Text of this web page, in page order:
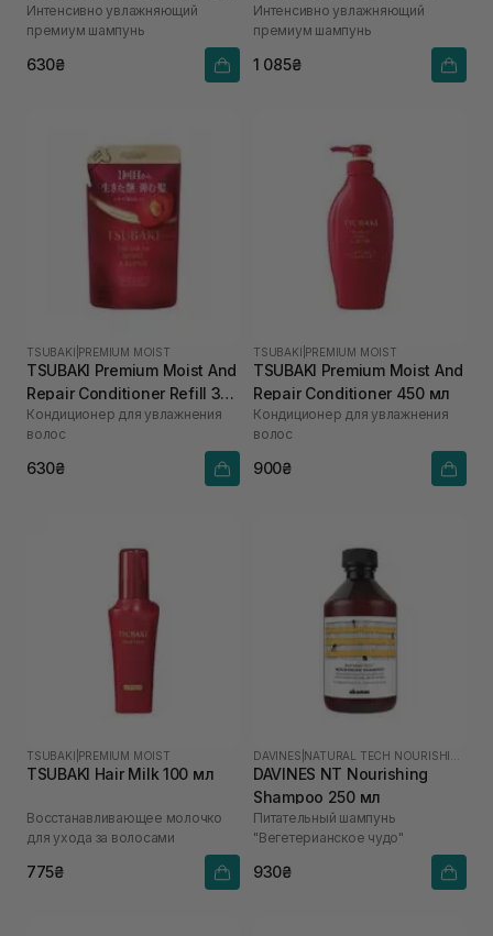
мл
Интенсивно увлажняющий
премиум шампунь
630₴
Интенсивно увлажняющий
премиум шампунь
1 085₴
TSUBAKI PREMIUM MOIST
TSUBAKI Premium Moist And
Repair Conditioner Refill 300
мл
Кондиционер для увлажнения
волос
630₴
TSUBAKI PREMIUM MOIST
TSUBAKI Premium Moist And
Repair Conditioner 450 мл
Кондиционер для увлажнения
волос
900₴
TSUBAKI PREMIUM MOIST
TSUBAKI Hair Milk 100 мл
Восстанавливающее молочко
для ухода за волосами
775₴
DAVINES
DAVINES NT Nourishing
Shampoo 250 мл
Питательный шампунь
"Вегетерианское чудо"
930₴